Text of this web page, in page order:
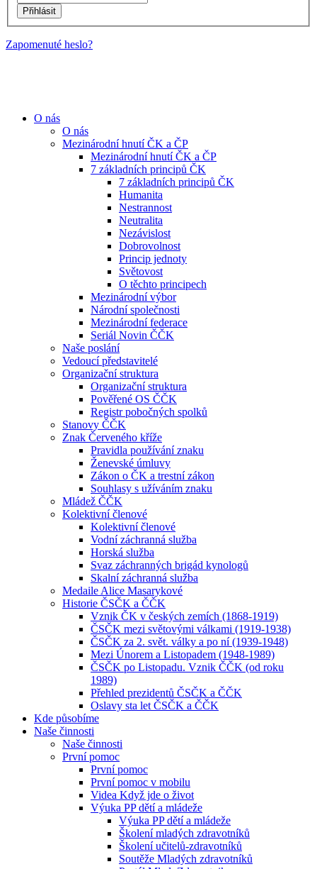
Zapomenuté heslo?
O nás
O nás
Mezinárodní hnutí ČK a ČP
Mezinárodní hnutí ČK a ČP
7 základních principů ČK
7 základních principů ČK
Humanita
Nestrannost
Neutralita
Nezávislost
Dobrovolnost
Princip jednoty
Světovost
O těchto principech
Mezinárodní výbor
Národní společnosti
Mezinárodní federace
Seriál Novin ČČK
Naše poslání
Vedoucí představitelé
Organizační struktura
Organizační struktura
Pověřené OS ČČK
Registr pobočných spolků
Stanovy ČČK
Znak Červeného kříže
Pravidla používání znaku
Ženevské úmluvy
Zákon o ČK a trestní zákon
Souhlasy s užíváním znaku
Mládež ČČK
Kolektivní členové
Kolektivní členové
Vodní záchranná služba
Horská služba
Svaz záchranných brigád kynologů
Skalní záchranná služba
Medaile Alice Masarykové
Historie ČSČK a ČČK
Vznik ČK v českých zemích (1868-1919)
ČSČK mezi světovými válkami (1919-1938)
ČSČK za 2. svět. války a po ní (1939-1948)
Mezi Únorem a Listopadem (1948-1989)
ČSČK po Listopadu. Vznik ČČK (od roku
1989)
Přehled prezidentů ČSČK a ČČK
Oslavy sta let ČSČK a ČČK
Kde působíme
Naše činnosti
Naše činnosti
První pomoc
První pomoc
První pomoc v mobilu
Videa Když jde o život
Výuka PP dětí a mládeže
Výuka PP dětí a mládeže
Školení mladých zdravotníků
Školení učitelů-zdravotníků
Soutěže Mladých zdravotníků